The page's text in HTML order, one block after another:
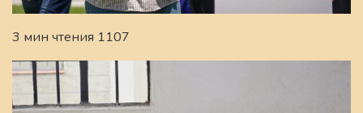
3 мин чтения 1107